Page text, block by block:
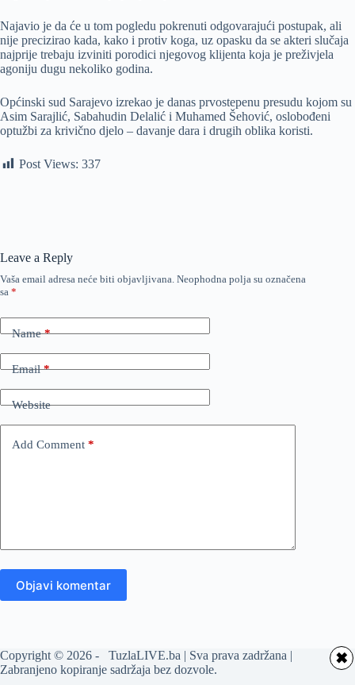
Najavio je da će u tom pogledu pokrenuti odgovarajući postupak, ali
nije precizirao kada, kako i protiv koga, uz opasku da se akteri slučaja
najprije trebaju izviniti porodici njegovog klijenta koja je preživjela
agoniju dugu nekoliko godina.
Općinski sud Sarajevo izrekao je danas prvostepenu presudu kojom su
Asim Sarajlić, Sabahudin Delalić i Muhamed Šehović, oslobođeni
optužbi za krivično djelo – davanje dara i drugih oblika koristi.
Post Views: 337
Leave a Reply
Vaša email adresa neće biti objavljivana. Neophodna polja su označena
sa *
Name*
Email*
Website
Add Comment *
Objavi komentar
Copyright © 2026 - TuzlaLIVE.ba | Sva prava zadržana |
Zabranjeno kopiranje sadržaja bez dozvole.
✖